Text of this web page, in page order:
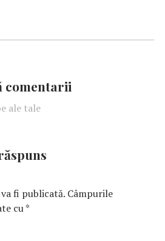
comentarii
ale tale
fi publicată. Câmpurile
cu*